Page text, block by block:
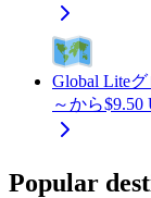
Global Lite
～から$9.50
Popular